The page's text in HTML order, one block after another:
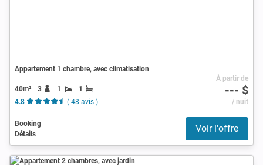
Appartement 1 chambre, avec climatisation
40m² 3 1
1
4.8
( 48 avis )
À partir de
--- $
/ nuit
Booking
Détails
Voir l'offre